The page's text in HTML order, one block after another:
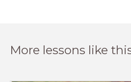
More lessons like